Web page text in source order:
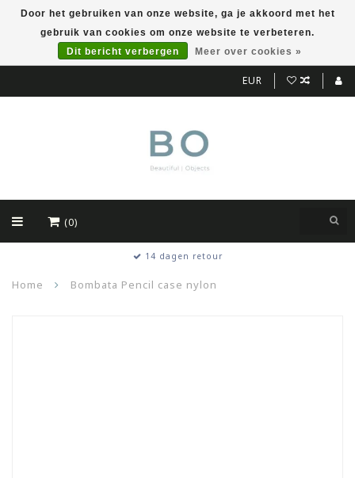
EUR
(0)
14 dagen retour
Home Bombata Pencil case nylon
Door het gebruiken van onze website, ga je akkoord met het
gebruik van cookies om onze website te verbeteren.
Dit bericht verbergen
Meer over cookies »